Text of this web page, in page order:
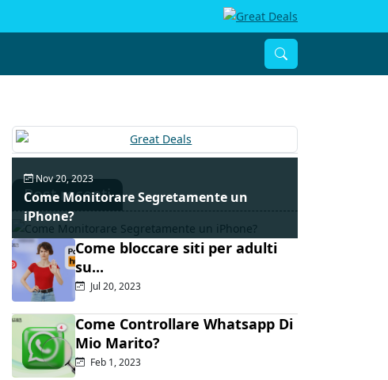
Post recenti
Nov 20, 2023
Come Monitorare Segretamente un
iPhone?
Come bloccare siti per adulti
su...
Jul 20, 2023
Come Controllare Whatsapp Di
Mio Marito?
Feb 1, 2023